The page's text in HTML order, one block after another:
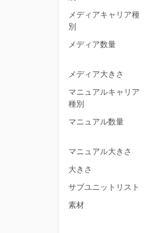
メディアキャリア種
別
メディア数量
メディア大きさ
マニュアルキャリア
種別
マニュアル数量
マニュアル大きさ
大きさ
サブユニットリスト
素材